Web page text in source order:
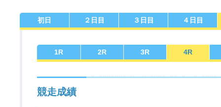
今節の進入コース別成績
佐賀支部選手一覧 記念競走優勝選手一覧
初日 ２日目 ３日目 ４日目
1R 2R 3R 4R
競走成績